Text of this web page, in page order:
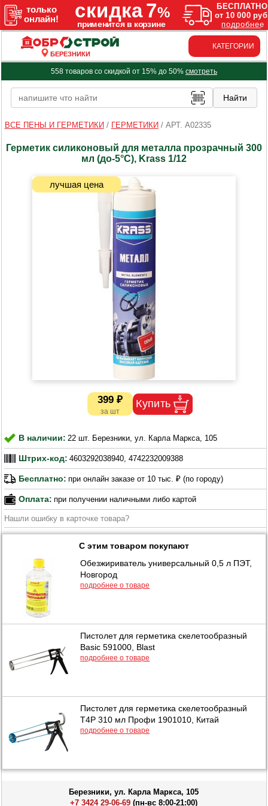
БЕРЕЗНИКИ
КАТЕГОРИИ
558 товаров со скидкой от 15% до 50% смотреть
ВСЕ ПЕНЫ И ГЕРМЕТИКИ / ГЕРМЕТИКИ / АРТ. A02335
Герметик силиконовый для металла прозрачный 300
мл (до-5°C), Krass 1/12
399 ₽
В наличии: 22 шт. Березники, ул. Карла Маркса, 105
Штрих-код: 4603292038940, 4742232009388
Бесплатно: при онлайн заказе от 10 тыс. ₽ (по городу)
Оплата: при получении наличными либо картой
Нашли ошибку в карточке товара?
С этим товаром покупают
Обезжириватель универсальный 0,5 л ПЭТ,
Новгород
подробнее о товаре
Пистолет для герметика скелетообразный
Basic 591000, Blast
подробнее о товаре
Пистолет для герметика скелетообразный
T4P 310 мл Профи 1901010, Китай
подробнее о товаре
Березники, ул. Карла Маркса, 105
+7 3424 29-06-69 (пн-вс 8:00-21:00)